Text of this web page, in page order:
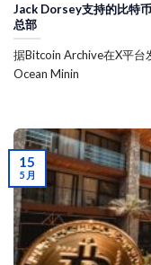
Jack Dorsey支持的比特
总部
据Bitcoin Archive在X平台
Ocean Minin
15
5 月